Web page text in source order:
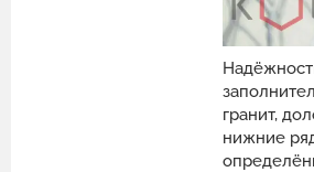
гранит,
нижние